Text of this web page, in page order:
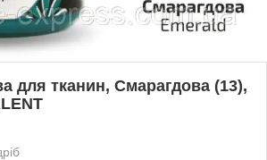
для тканин, Смарагдова (13),